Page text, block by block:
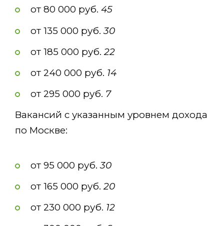
от 80 000 руб. 45
от 135 000 руб.30
от 185 000 руб.22
от 240 000 руб. 14
от 295 000 руб. 7
Вакансий с указанным уровнем дохода
по Москве:
от 95 000 руб.30
от 165 000 руб.20
от 230 000 руб. 12